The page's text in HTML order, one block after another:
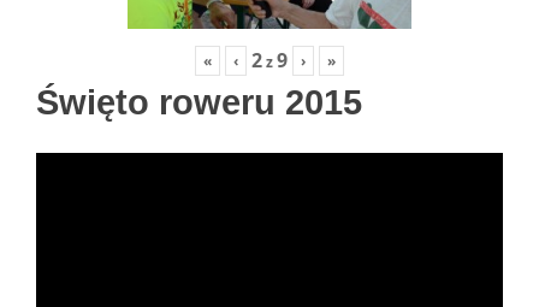
« ‹ 2z9 › »
Święto roweru 2015